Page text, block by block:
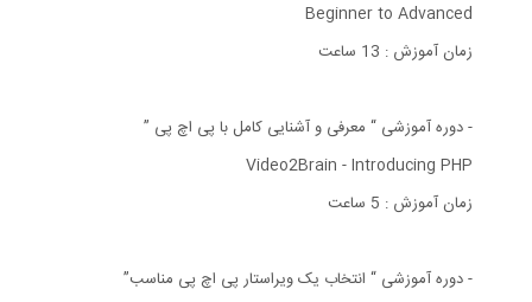
Beginner to Advanced
زمان آموزش : 13 ساعت
- دوره آموزشی “ معرفی و آشنایی کامل با پی اچ پی ”
Video2Brain - Introducing PHP
زمان آموزش : 5 ساعت
- دوره آموزشی “ انتخاب یک ویراستار پی اچ پی مناسب”